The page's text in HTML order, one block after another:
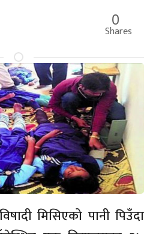
0
Shares
मिसिएको पानी पिउँदा